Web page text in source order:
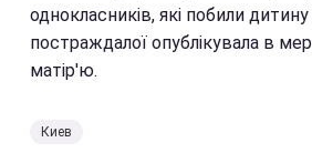
однокласників, які побили
постраждалої опублікувала в
матір'ю.
Киев